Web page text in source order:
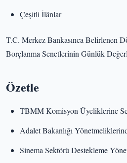
Çeşitli İlânlar
T.C. Merkez Bankasınca Belirlenen
Borçlanma Senetlerinin Günlük
Özetle
TBMM Komisyon Üyeliklerine
Adalet Bakanlığı
Sinema Sektörü Destekleme